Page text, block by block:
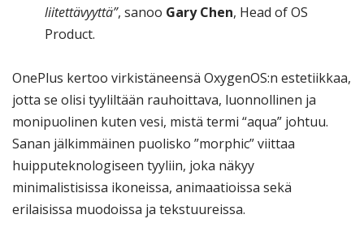
liitettävyyttä”, sanoo Gary Chen, Head of OS
Product.
OnePlus kertoo virkistäneensä OxygenOS:n estetiikkaa,
jotta se olisi tyyliltään rauhoittava, luonnollinen ja
monipuolinen kuten vesi, mistä termi “aqua” johtuu.
Sanan jälkimmäinen puolisko ”morphic” viittaa
huipputeknologiseen tyyliin, joka näkyy
minimalistisissa ikoneissa, animaatioissa sekä
erilaisissa muodoissa ja tekstuureissa.